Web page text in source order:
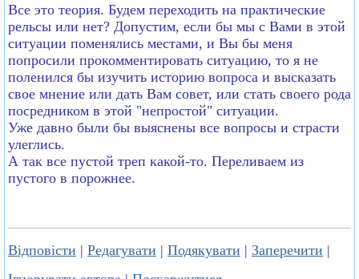
Все это теория. Будем переходить на практические
рельсы или нет? Допустим, если бы мы с Вами в этой
ситуации поменялись местами, и Вы бы меня
попросили прокомментировать ситуацию, то я не
поленился бы изучить историю вопроса и высказать
свое мнение или дать Вам совет, или стать своего рода
посредником в этой "непростой" ситуации.
Уже давно были бы выяснены все вопросы и страсти
улеглись.
А так все пустой треп какой-то. Переливаем из
пустого в порожнее.
Відповісти | Редагувати | Подякувати | Заперечити |